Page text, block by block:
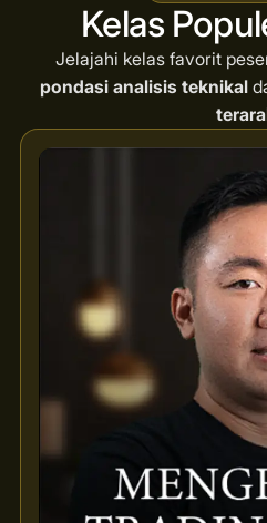
Kelas
Jelajahi kelas favorit
pondasi analisis teknikal